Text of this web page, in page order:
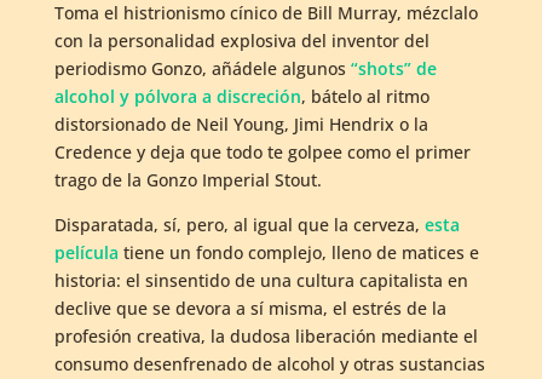
Toma el histrionismo cínico de Bill Murray, mézclalo
con la personalidad explosiva del inventor del
periodismo Gonzo, añádele algunos “shots” de
alcohol y pólvora a discreción, bátelo al ritmo
distorsionado de Neil Young, Jimi Hendrix o la
Credence y deja que todo te golpee como el primer
trago de la Gonzo Imperial Stout.
Disparatada, sí, pero, al igual que la cerveza, esta
película tiene un fondo complejo, lleno de matices e
historia: el sinsentido de una cultura capitalista en
declive que se devora a sí misma, el estrés de la
profesión creativa, la dudosa liberación mediante el
consumo desenfrenado de alcohol y otras sustancias